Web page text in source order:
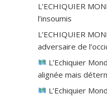
L’ECHIQUIER
l’insoumis
L’ECHIQUIER
adversaire de
L’Echiquier
alignée mais
L’Echiquier